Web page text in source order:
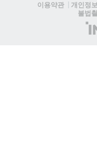
이용약관
개인정
불법